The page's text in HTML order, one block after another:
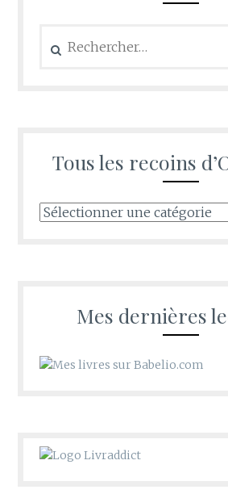
Tous les recoins
Tous
Mes dernières